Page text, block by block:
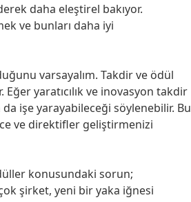
daha eleştirel bakıyor.
ve bunları daha iyi
varsayalım. Takdir ve ödül
Eğer yaratıcılık ve inovasyon takdir
işe yarayabileceği söylenebilir. Bu
ve direktifler geliştirmenizi
konusundaki sorun;
şirket, yeni bir yaka iğnesi